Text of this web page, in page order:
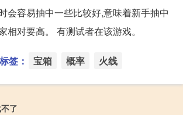
会容易抽中一些比较好,意味着新手抽中
相对要高。 有测试者在该游戏。
签： 宝箱 概率 火线
了